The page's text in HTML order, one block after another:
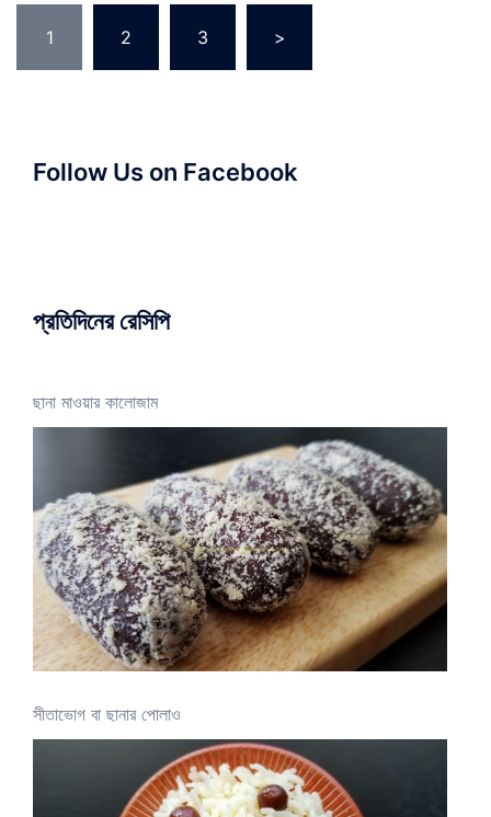
pagination
1 2 3 >
Follow Us on Facebook
প্রতিদিনের রেসিপি
ছানা মাওয়ার কালোজাম
সীতাভোগ বা ছানার পোলাও